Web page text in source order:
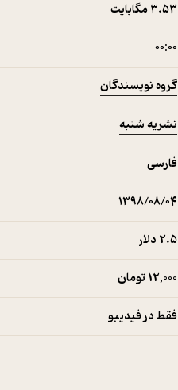
3.۵۳ مگابایت
۰۰:۰۰
گروه نویسندگان
نشریه شنبه
فارسی
۱۳۹۸/۰۸/۰۴
2.۵ دلار
12,000 تومان
فقط در فیدیبو